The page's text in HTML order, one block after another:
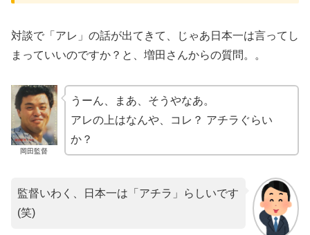
対談で「アレ」の話が出てきて、じゃあ日本一は言ってし
まっていいのですか？と、増田さんからの質問。。
岡田監督
うーん、まあ、そうやなあ。
アレの上はなんや、コレ？ アチラぐらい
か？
監督いわく、日本一は「アチラ」らしいです
(笑)